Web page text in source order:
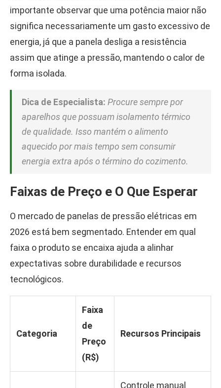
importante observar que uma potência maior não
significa necessariamente um gasto excessivo de
energia, já que a panela desliga a resistência
assim que atinge a pressão, mantendo o calor de
forma isolada.
Dica de Especialista: Procure sempre por
aparelhos que possuam isolamento térmico
de qualidade. Isso mantém o alimento
aquecido por mais tempo sem consumir
energia extra após o término do cozimento.
Faixas de Preço e O Que Esperar
O mercado de panelas de pressão elétricas em
2026 está bem segmentado. Entender em qual
faixa o produto se encaixa ajuda a alinhar
expectativas sobre durabilidade e recursos
tecnológicos.
Categoria
Faixa
de
Preço
(R$)
Recursos Principais
Controle manual